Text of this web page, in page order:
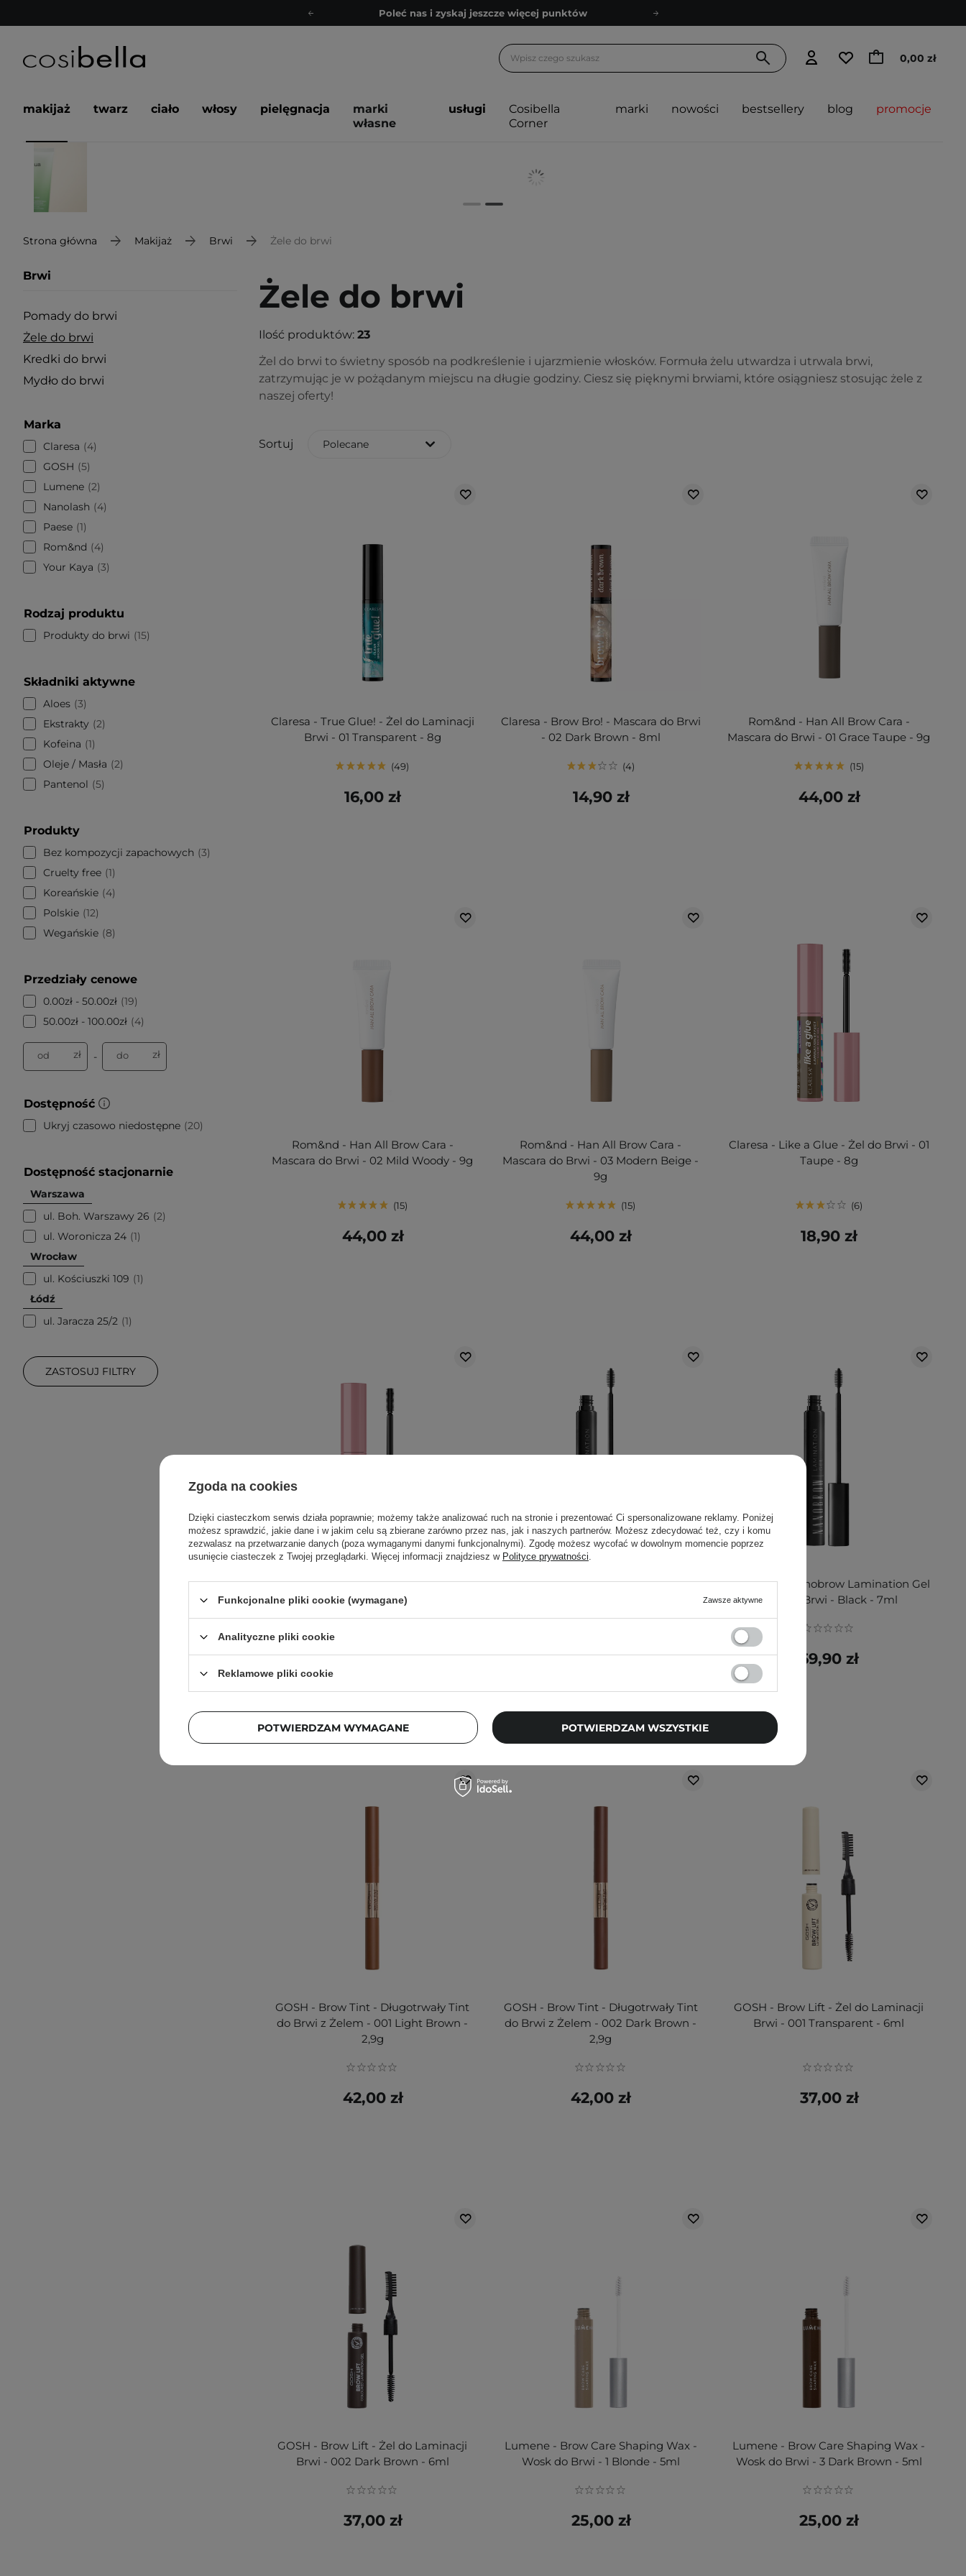
Poleć nas i zyskaj jeszcze więcej punktów
Bezpłatne konsultacje kosmetologiczne
Poleć nas i zyskaj jeszcze więcej punktów
0,00 zł
makijaż twarz ciało włosy pielęgnacja
marki
własne
usługi
Cosibella
Corner
marki nowości bestsellery blog promocje
Strona główna Makijaż Brwi Żele do brwi
Brwi
Pomady do brwi
Żele do brwi
Kredki do brwi
Mydło do brwi
Marka
Claresa
4
GOSH
5
Lumene 2
Nanolash
4
Paese 1
Rom&nd
4
Your Kaya
3
Rodzaj produktu
Produkty do brwi 15
Składniki aktywne
Aloes 3
Ekstrakty
2
Kofeina
1
Oleje / Masła
2
Pantenol
5
Produkty
Bez kompozycji zapachowych
3
Cruelty free 1
Koreańskie
4
Polskie 12
Wegańskie 8
Przedziały cenowe
0.00zł - 50.00zł 19
50.00zł - 100.00zł
4
od zł - do zł
Dostępność
Ukryj czasowo niedostępne 20
Dostępność stacjonarnie
Warszawa
ul. Boh. Warszawy 26
2
ul. Woronicza 24 1
Wrocław
ul. Kościuszki 109
1
Łódź
ul. Jaracza 25/2 1
ZASTOSUJ FILTRY
Żele do brwi
Ilość produktów: 23
Żel do brwi to świetny sposób na podkreślenie i ujarzmienie włosków. Formuła żelu utwardza i utrwala brwi,
zatrzymując je w pożądanym miejscu na długie godziny. Ciesz się pięknymi brwiami, które osiągniesz stosując żele z
naszej oferty!
Sortuj Polecane
Claresa - True Glue! - Żel do Laminacji
Brwi - 01 Transparent - 8g
49
16,00 zł
Claresa - Brow Bro! - Mascara do Brwi
- 02 Dark Brown - 8ml
4
14,90 zł
Rom&nd - Han All Brow Cara -
Mascara do Brwi - 01 Grace Taupe - 9g
15
44,00 zł
Rom&nd - Han All Brow Cara -
Mascara do Brwi - 02 Mild Woody - 9g
15
44,00 zł
Rom&nd - Han All Brow Cara -
Mascara do Brwi - 03 Modern Beige -
9g
15
44,00 zł
Claresa - Like a Glue - Żel do Brwi - 01
Taupe - 8g
6
18,90 zł
Claresa - Like a Glue - Żel do Brwi - 02
Brown - 8g
18,90 zł
Nanolash - Nanobrow Lamination Gel
69,90 zł
Nanolash - Nanobrow Lamination Gel
- Żel do Brwi - Black - 7ml
69,90 zł
GOSH - Brow Tint - Długotrwały Tint
do Brwi z Żelem - 001 Light Brown -
2,9g
42,00 zł
GOSH - Brow Tint - Długotrwały Tint
do Brwi z Żelem - 002 Dark Brown -
2,9g
42,00 zł
GOSH - Brow Lift - Żel do Laminacji
Brwi - 001 Transparent - 6ml
37,00 zł
GOSH - Brow Lift - Żel do Laminacji
Brwi - 002 Dark Brown - 6ml
37,00 zł
Lumene - Brow Care Shaping Wax -
Wosk do Brwi - 1 Blonde - 5ml
25,00 zł
Lumene - Brow Care Shaping Wax -
Wosk do Brwi - 3 Dark Brown - 5ml
25,00 zł
Zgoda na cookies
Dzięki ciasteczkom serwis działa poprawnie; możemy także analizować ruch na stronie i prezentować Ci spersonalizowane reklamy. Poniżej
możesz sprawdzić, jakie dane i w jakim celu są zbierane zarówno przez nas, jak i naszych partnerów. Możesz zdecydować też, czy i komu
zezwalasz na przetwarzanie danych (poza wymaganymi danymi funkcjonalnymi). Zgodę możesz wycofać w dowolnym momencie poprzez
usunięcie ciasteczek z Twojej przeglądarki. Więcej informacji znajdziesz w Polityce prywatności.
Funkcjonalne pliki cookie (wymagane) Zawsze aktywne
Analityczne pliki cookie
Reklamowe pliki cookie
POTWIERDZAM WYMAGANE POTWIERDZAM WSZYSTKIE